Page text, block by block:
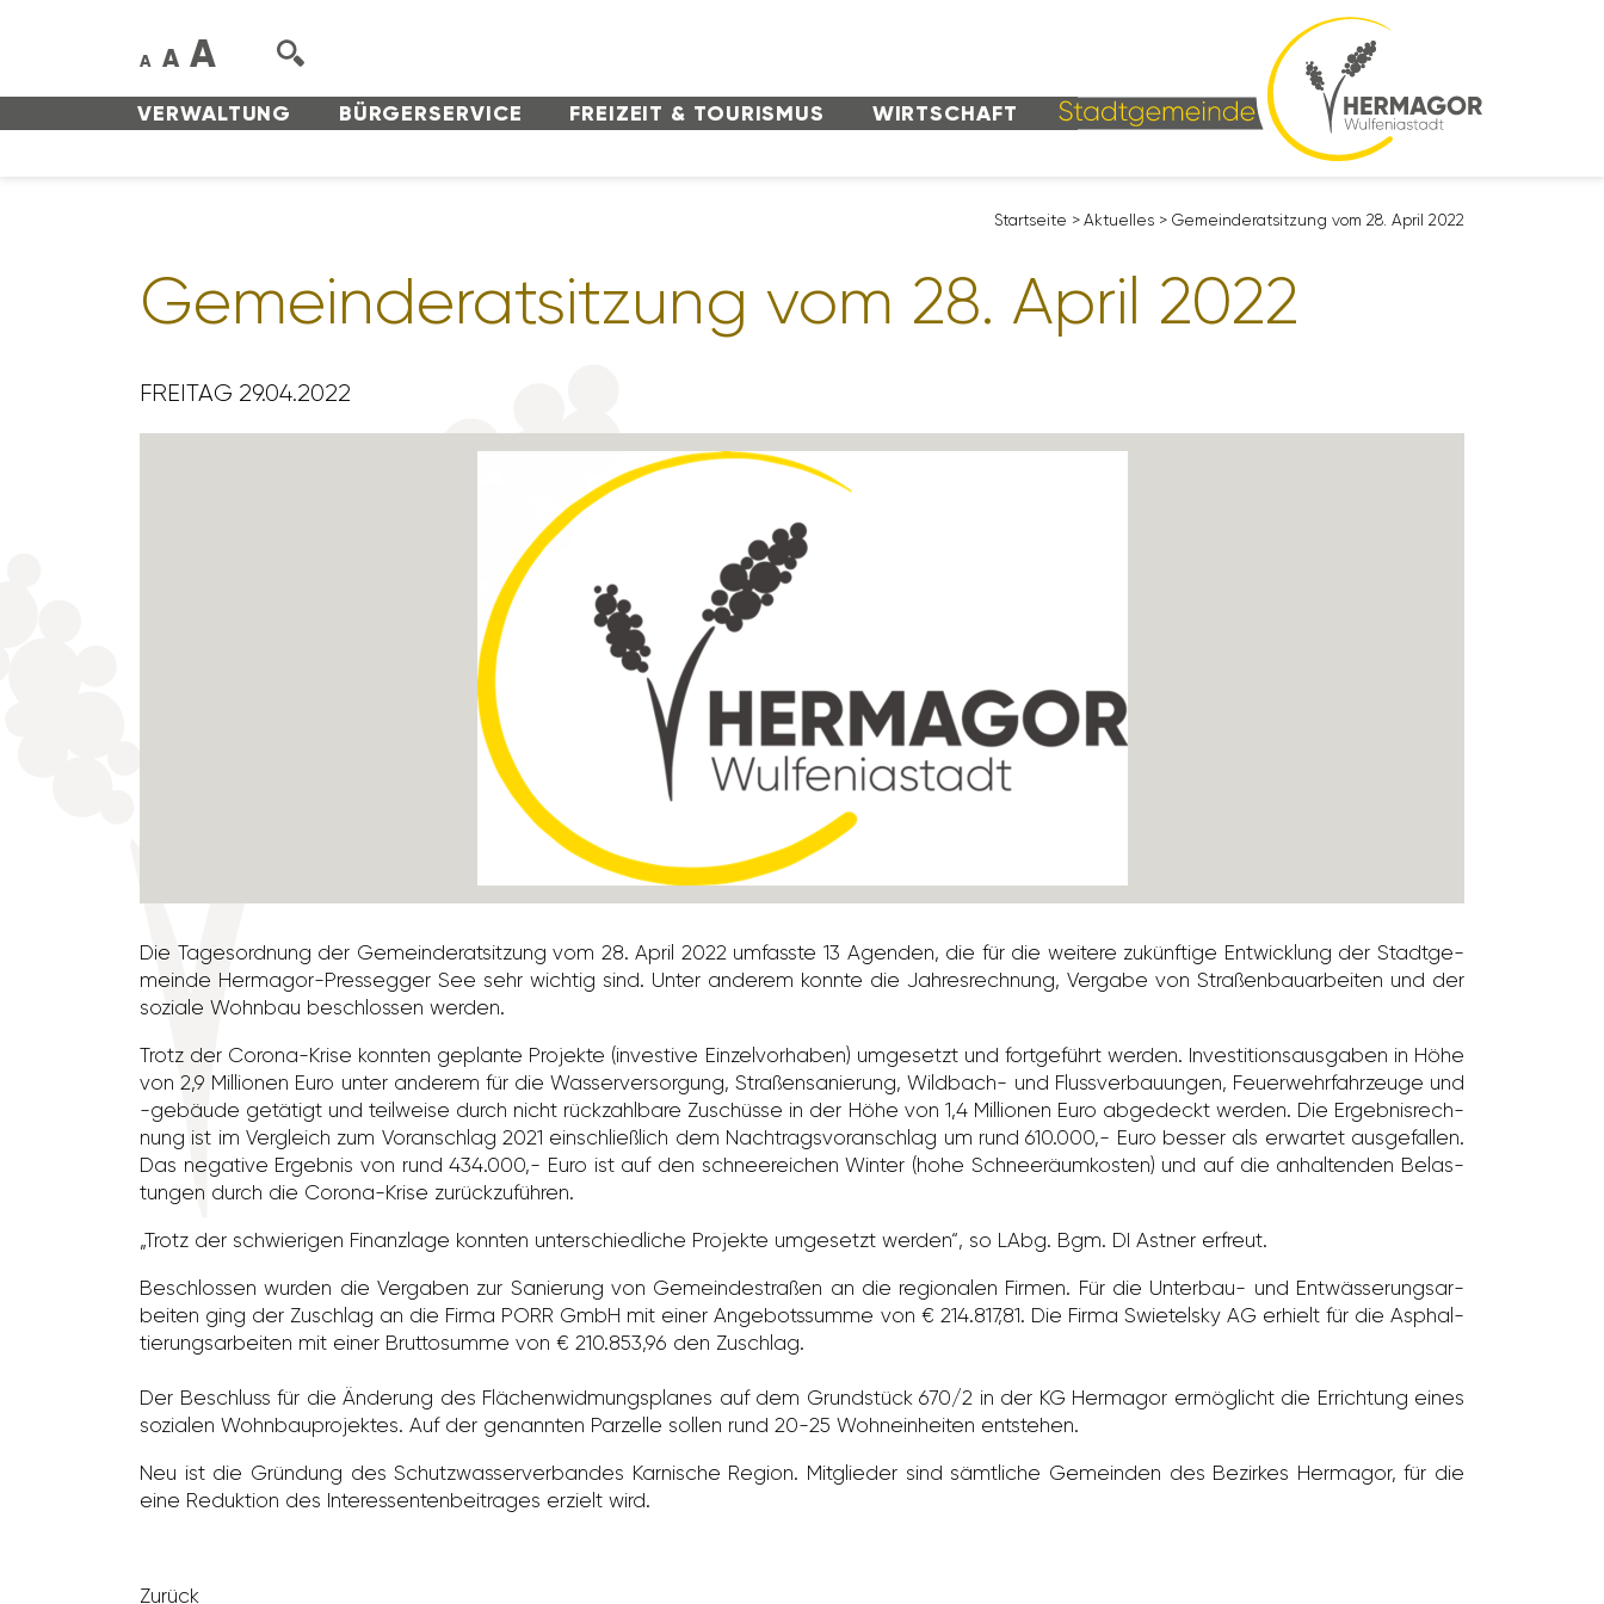
VERWAL­TUNG BÜRGER­SERVICE FREI­ZEIT & TOURISMUS WIRT­SCHAFT
A A A
Start­seite > Aktu­elles > Gemein­de­rat­sit­zung vom 28. April 2022
Gemein­de­rat­sit­zung vom 28. April 2022
FREITAG 29.04.2022
Die Tages­ord­nung der Gemein­de­rat­sit­zung vom 28. April 2022 umfasste 13 Agenden, die für die weitere zukünf­tige Entwick­lung der Stadt­ge­
meinde Hermagor-Pres­segger See sehr wichtig sind. Unter anderem konnte die Jahres­rech­nung, Vergabe von Stra­ßen­bau­ar­beiten und der
soziale Wohnbau beschlossen werden.
Trotz der Corona-Krise konnten geplante Projekte (inves­tive Einzel­vor­haben) umge­setzt und fort­ge­führt werden. Inves­ti­ti­ons­aus­gaben in Höhe
von 2,9 Millionen Euro unter anderem für die Wasser­ver­sor­gung, Stra­ßen­sa­nie­rung, Wild­bach- und Fluss­ver­bau­ungen, Feuer­wehr­fahr­zeuge und
-gebäude getä­tigt und teil­weise durch nicht rück­zahl­bare Zuschüsse in der Höhe von 1,4 Millionen Euro abge­deckt werden. Die Ergeb­nis­rech­
nung ist im Vergleich zum Voran­schlag 2021 einschließ­lich dem Nach­trags­vor­an­schlag um rund 610.000,- Euro besser als erwartet ausge­fallen.
Das nega­tive Ergebnis von rund 434.000,- Euro ist auf den schnee­rei­chen Winter (hohe Schnee­räum­kosten) und auf die anhal­tenden Belas­
tungen durch die Corona-Krise zurück­zu­führen.
„Trotz der schwie­rigen Finanz­lage konnten unter­schied­liche Projekte umge­setzt werden“, so LAbg. Bgm. DI Astner erfreut.
Beschlossen wurden die Vergaben zur Sanie­rung von Gemein­de­straßen an die regio­nalen Firmen. Für die Unterbau- und Entwäs­se­rungs­ar­
beiten ging der Zuschlag an die Firma PORR GmbH mit einer Ange­bots­summe von € 214.817,81. Die Firma Swie­telsky AG erhielt für die Asphal­
tie­rungs­ar­beiten mit einer Brut­to­summe von € 210.853,96 den Zuschlag.
Der Beschluss für die Änderung des Flächen­wid­mungs­planes auf dem Grund­stück 670/​2 in der KG Hermagor ermög­licht die Errich­tung eines
sozialen Wohn­bau­pro­jektes. Auf der genannten Parzelle sollen rund 20-25 Wohn­ein­heiten entstehen.
Neu ist die Grün­dung des Schutz­was­ser­ver­bandes Karni­sche Region. Mitglieder sind sämt­liche Gemeinden des Bezirkes Hermagor, für die
eine Reduk­tion des Inter­es­sen­ten­bei­trages erzielt wird.
Zurück